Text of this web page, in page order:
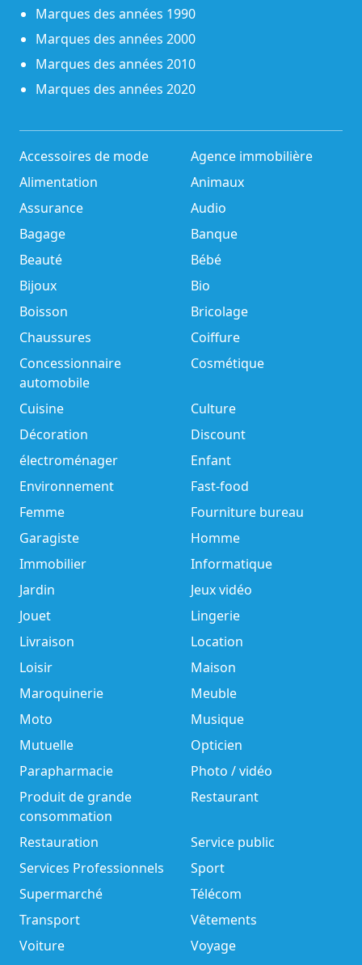
Marques des années 1990
Marques des années 2000
Marques des années 2010
Marques des années 2020
Accessoires de mode
Agence immobilière
Alimentation
Animaux
Assurance
Audio
Bagage
Banque
Beauté
Bébé
Bijoux
Bio
Boisson
Bricolage
Chaussures
Coiffure
Concessionnaire
automobile
Cosmétique
Cuisine
Culture
Décoration
Discount
électroménager
Enfant
Environnement
Fast-food
Femme
Fourniture bureau
Garagiste
Homme
Immobilier
Informatique
Jardin
Jeux vidéo
Jouet
Lingerie
Livraison
Location
Loisir
Maison
Maroquinerie
Meuble
Moto
Musique
Mutuelle
Opticien
Parapharmacie
Photo / vidéo
Produit de grande
consommation
Restaurant
Restauration
Service public
Services Professionnels
Sport
Supermarché
Télécom
Transport
Vêtements
Voiture
Voyage